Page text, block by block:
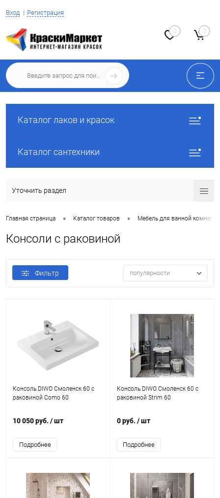
Вход Регистрация
0 0
Каталог лаков и красок
Каталог сантехники
Уточнить раздел
Главная страница • Каталог товаров • Мебель для ванной комнаты
Консоли с раковиной
Фильтр популярности
Консоль DIWO Смоленск 60 с
раковиной Como 60
10 050 руб. / шт
Подробнее
Консоль DIWO Смоленск 60 с
раковиной Strim 60
0 руб. / шт
Подробнее